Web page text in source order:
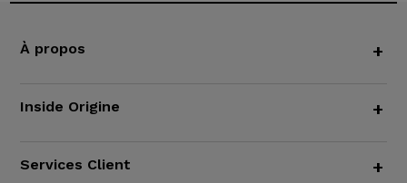
À propos +
Inside Origine +
Services Client +